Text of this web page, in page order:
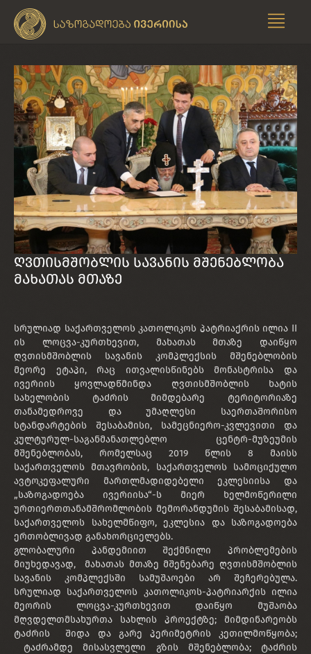
ღვთისმშობლის სავანის მშენებლობა
მახათას მთაზე
სრულიად საქართველოს კათოლიკოს პატრიაქრის ილია II
ის ლოცვა-კურთხევით, მახათას მთაზე დაიწყო
ღვთისმშობლის სავანის კომპლექსის მშენებლობის
მეორე ეტაპი, რაც ითვალისწინებს მონასტრისა და
ივერიის ყოვლადწმინდა ღვთისმშობლის ხატის
სახელობის ტაძრის მიმდებარე ტერიტორიაზე
თანამედროვე და უმაღლესი საერთაშორისო
სტანდარტების შესაბამისი, სამეცნიერო-კვლევითი და
კულტურულ-საგანმანათლებლო ცენტრ-მუზეუმის
მშენებლობას, რომელსაც 2019 წლის 8 მაისს
საქართველოს მთავრობის, საქართველოს სამოციქულო
ავტოკეფალური მართლმადიდებელი ეკლესიისა და
„საზოგადოება ივერიისა“-ს მიერ ხელმოწერილი
ურთიერთთანამშრომლობის მემორანდუმის შესაბამისად,
საქართველოს სახელმწიფო, ეკლესია და საზოგადოება
ერთობლივად განახორციელებს.
გლობალური პანდემიით შექმნილი პრობლემების
მიუხედავად, მახათას მთაზე მშენებარე ღვთისმშობლის
სავანის კომპლექსში სამუშაოები არ შეჩერებულა.
სრულიად საქართველოს კათოლიკოს-პატრიარქის ილია
მეორის ლოცვა-კურთხევით დაიწყო მუშაობა
მღვდელთმსახურთა სახლის პროექტზე; მიმდინარეობს
ტაძრის შიდა და გარე პერიმეტრის კეთილმოწყობა;
ტაძრამდე მისასვლელი გზის მშენებლობა; ტაძრის